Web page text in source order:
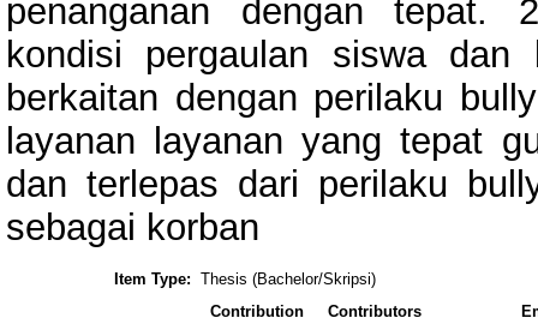
penanganan dengan tepat.
kondisi pergaulan siswa dan
berkaitan dengan perilaku
layanan layanan yang tepat
dan terlepas dari perilaku
sebagai korban
Item Type: Thesis (Bachelor/Skripsi)
Contribution Contributors